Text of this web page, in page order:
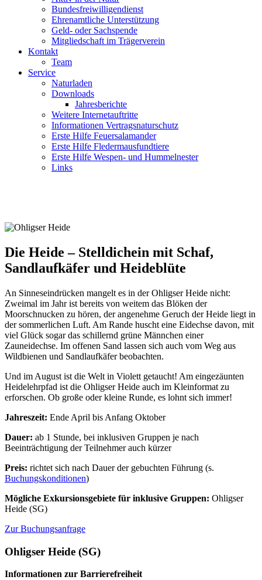
Bundesfreiwilligendienst
Ehrenamtliche Unterstützung
Geld- oder Sachspende
Mitgliedschaft im Trägerverein
Kontakt
Team
Service
Naturladen
Downloads
Jahresberichte
Weitere Internetauftritte
Informationen Vertragsnaturschutz
Erste Hilfe Feuersalamander
Erste Hilfe Fledermausfundtiere
Erste Hilfe Wespen- und Hummelnester
Links
Die Heide – Stelldichein mit Schaf,
Sandlaufkäfer und Heideblüte
An Sinneseindrücken mangelt es in der Ohligser Heide nicht:
Zweimal im Jahr ist bereits von weitem das Blöken der
Moorschnucken zu hören, der angenehme Geruch der Heide liegt in
der sommerlichen Luft. Am Rande huscht eine Eidechse davon, mit
viel Glück sogar das schillernd grüne Männchen einer
Zauneidechse. Im offenen Sand lassen sich auch vom Weg aus
Wildbienen und Sandlaufkäfer beobachten.
Und im August ist die Welt in Violett getaucht! Am eingezäunten
Heidelehrpfad ist die Ohligser Heide auch im Kleinformat zu
erforschen. Ob große oder kleine Runde, es lohnt sich immer!
Jahreszeit: Ende April bis Anfang Oktober
Dauer: ab 1 Stunde, bei inklusiven Gruppen je nach
Beeinträchtigung der Teilnehmer auch kürzer
Preis: richtet sich nach Dauer der gebuchten Führung (s.
Buchungskonditionen)
Mögliche Exkursionsgebiete für inklusive Gruppen: Ohligser
Heide (SG)
Zur Buchungsanfrage
Ohligser Heide (SG)
Informationen zur Barrierefreiheit